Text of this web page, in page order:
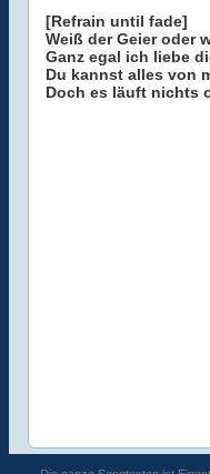
[Refrain until fade]
Weiß der Geier oder
Ganz egal ich liebe
Du kannst alles von
Doch es läuft nichts